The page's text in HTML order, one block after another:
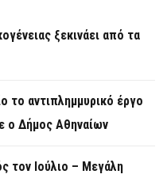
ξεκινάει από τα
το αντιπλημμυρικό έργο
ο Δήμος Αθηναίων
τον Ιούλιο – Μεγάλη